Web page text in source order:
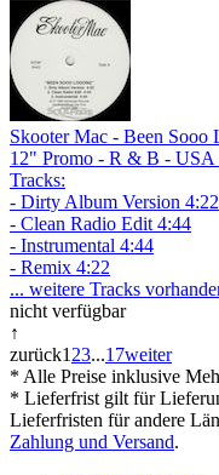
Skooter Mac - Been
12" Promo - R & B - USA
Tracks:
- Dirty Album Version 4:22
- Clean Radio Edit 4:44
- Instrumental 4:44
- Remix 4:22
... weitere Tracks
nicht verfügbar
↑
zurück1 23...17weiter
* Alle Preise inklusive
* Lieferfrist gilt für
Lieferfristen für andere
Zahlung und Versand.